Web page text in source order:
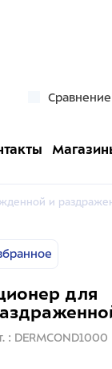
Сравнение
и
для
: DERMCOND1000